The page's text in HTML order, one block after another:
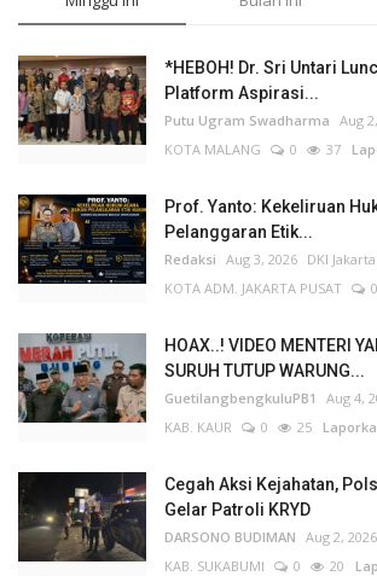
*HEBOH! Dr. Sri Untari
Platform Aspirasi...
Putu Ugram Swadharma Aug
KOTA MALANG
0 37
Prof. Yanto: Kekeliruan
Pelanggaran Etik...
Redaksi Aug 3, 2026 DKI Jakarta
KOTA ADM. JAKARTA PUSAT
0
HOAX..! VIDEO MENTERI
SURUH TUTUP WARUNG...
GuetilangbengkuluPB1 Aug 4,
KAB. KAUR
0 25
Cegah Aksi Kejahatan,
Gelar Patroli KRYD
DARSONO BUDIMAN Aug 2, 2026
KAB. SUKABUMI
0 20